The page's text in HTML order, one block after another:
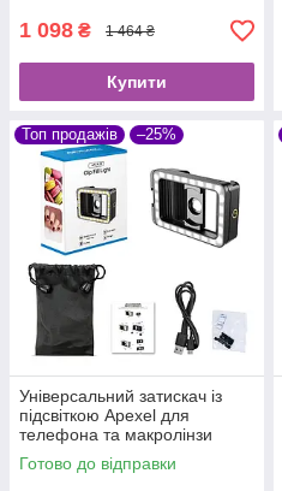
1 098 ₴ 1 464 ₴
Купити
Топ продажів –25%
Універсальний затискач із
підсвіткою Apexel для
телефона та макролінзи
Готово до відправки